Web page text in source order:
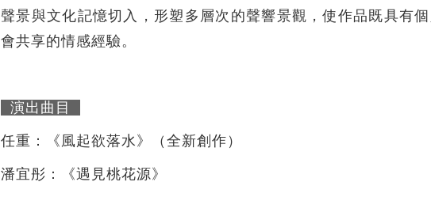
聲景與文化記憶切入，形塑多層次的聲響景觀，使作品既具有
會共享的情感經驗。
演出曲目
任重：《風起欲落水》（全新創作）
潘宜彤：《遇見桃花源》